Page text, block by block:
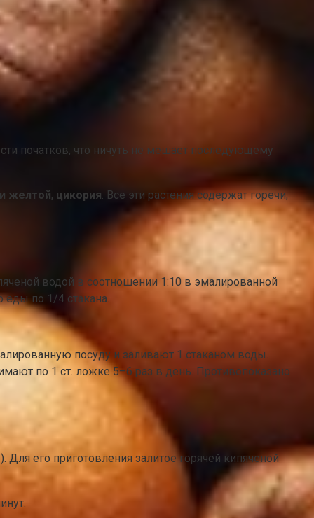
початков, что ничуть не мешает последующему
желтой, цикория. Все эти растения содержат горечи,
водой в соотношении 1:10 в эмалированной
по 1/4 стакана.
посуду и заливают 1 стаканом воды.
по 1 ст. ложке 5–6 раз в день. Противопоказано
его приготовления залитое горячей кипяченой